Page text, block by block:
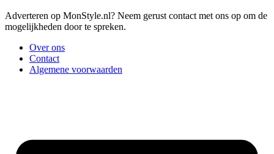
Adverteren op MonStyle.nl? Neem gerust contact met ons op om de
mogelijkheden door te spreken.
Over ons
Contact
Algemene voorwaarden